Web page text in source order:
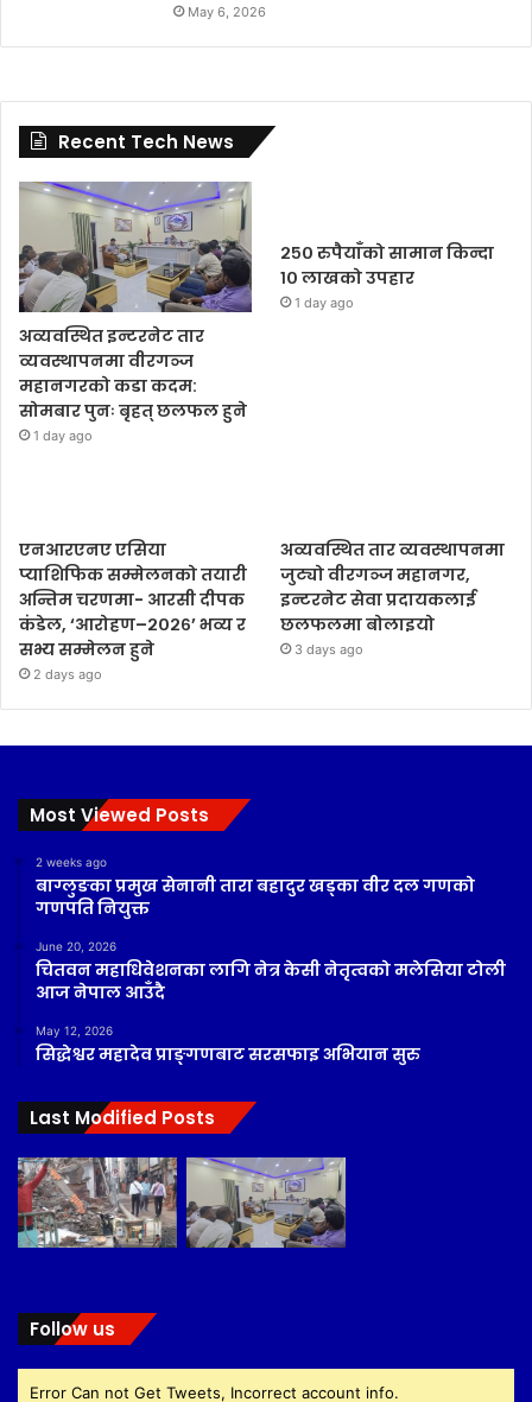
May 6, 2026
Recent Tech News
अव्यवस्थित इन्टरनेट तार
व्यवस्थापनमा वीरगञ्ज
महानगरको कडा कदम:
सोमबार पुनः बृहत् छलफल हुने
1 day ago
२५० रुपैयाँको सामान किन्दा
१० लाखको उपहार
1 day ago
एनआरएनए एसिया
प्याशिफिक सम्मेलनको तयारी
अन्तिम चरणमा- आरसी दीपक
कंडेल, ‘आरोहण–२०२६’ भव्य र
सभ्य सम्मेलन हुने
2 days ago
अव्यवस्थित तार व्यवस्थापनमा
जुट्यो वीरगञ्ज महानगर,
इन्टरनेट सेवा प्रदायकलाई
छलफलमा बोलाइयो
3 days ago
Most Viewed Posts
2 weeks ago
बाग्लुङका प्रमुख सेनानी तारा बहादुर खड्का वीर दल गणको
गणपति नियुक्त
June 20, 2026
चितवन महाधिवेशनका लागि नेत्र केसी नेतृत्वको मलेसिया टोली
आज नेपाल आउँदै
May 12, 2026
सिद्धेश्वर महादेव प्राङ्गणबाट सरसफाइ अभियान सुरु
Last Modified Posts
Follow us
Error Can not Get Tweets, Incorrect account info.